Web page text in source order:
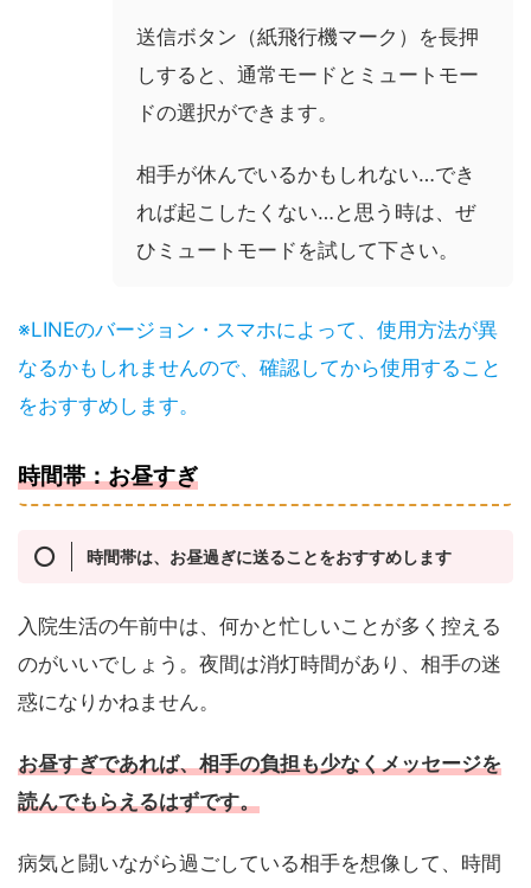
送信ボタン（紙飛行機マーク）を長押
しすると、通常モードとミュートモー
ドの選択ができます。
相手が休んでいるかもしれない…でき
れば起こしたくない…と思う時は、ぜ
ひミュートモードを試して下さい。
※LINEのバージョン・スマホによって、使用方法が異
なるかもしれませんので、確認してから使用すること
をおすすめします。
時間帯：お昼すぎ
時間帯は、お昼過ぎに送ることをおすすめします
入院生活の午前中は、何かと忙しいことが多く控える
のがいいでしょう。夜間は消灯時間があり、相手の迷
惑になりかねません。
お昼すぎであれば、相手の負担も少なくメッセージを
読んでもらえるはずです。
病気と闘いながら過ごしている相手を想像して、時間